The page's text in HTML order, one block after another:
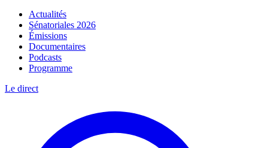
Actualités
Sénatoriales 2026
Émissions
Documentaires
Podcasts
Programme
Le direct